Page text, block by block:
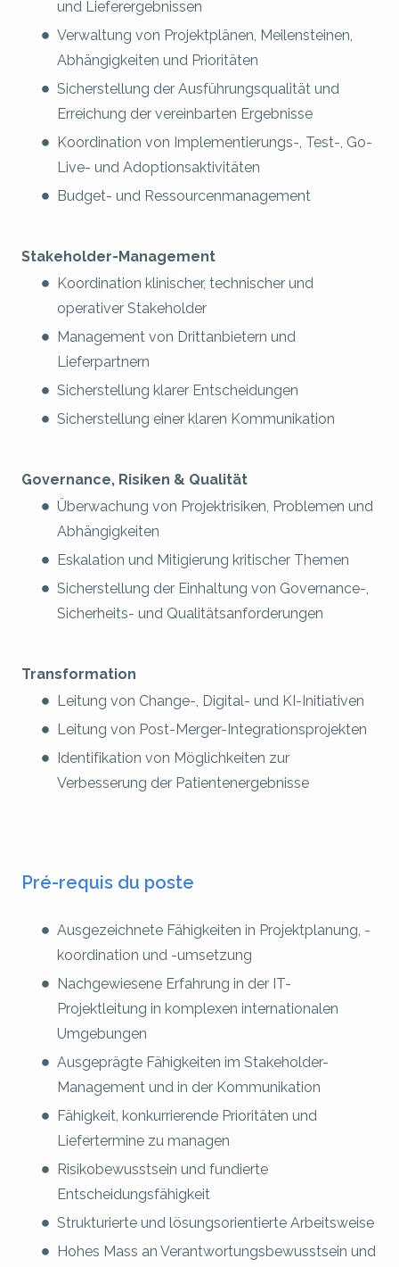
und Lieferergebnissen
Verwaltung von Projektplänen, Meilensteinen,
Abhängigkeiten und Prioritäten
Sicherstellung der Ausführungsqualität und
Erreichung der vereinbarten Ergebnisse
Koordination von Implementierungs-, Test-, Go-
Live- und Adoptionsaktivitäten
Budget- und Ressourcenmanagement
Stakeholder-Management
Koordination klinischer, technischer und
operativer Stakeholder
Management von Drittanbietern und
Lieferpartnern
Sicherstellung klarer Entscheidungen
Sicherstellung einer klaren Kommunikation
Governance, Risiken & Qualität
Überwachung von Projektrisiken, Problemen und
Abhängigkeiten
Eskalation und Mitigierung kritischer Themen
Sicherstellung der Einhaltung von Governance-,
Sicherheits- und Qualitätsanforderungen
Transformation
Leitung von Change-, Digital- und KI-Initiativen
Leitung von Post-Merger-Integrationsprojekten
Identifikation von Möglichkeiten zur
Verbesserung der Patientenergebnisse
Pré-requis du poste
Ausgezeichnete Fähigkeiten in Projektplanung, -
koordination und -umsetzung
Nachgewiesene Erfahrung in der IT-
Projektleitung in komplexen internationalen
Umgebungen
Ausgeprägte Fähigkeiten im Stakeholder-
Management und in der Kommunikation
Fähigkeit, konkurrierende Prioritäten und
Liefertermine zu managen
Risikobewusstsein und fundierte
Entscheidungsfähigkeit
Strukturierte und lösungsorientierte Arbeitsweise
Hohes Mass an Verantwortungsbewusstsein und